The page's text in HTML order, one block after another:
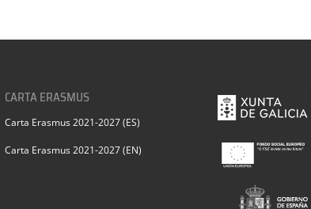
CARTA ERASMUS
Carta Erasmus 2021-2027 (ES)
Carta Erasmus 2021-2027 (EN)